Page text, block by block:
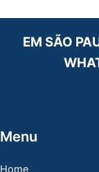
EM SÃO
Menu
Home